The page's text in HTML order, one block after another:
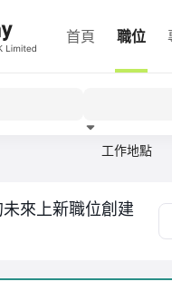
首頁 職位
工作地點
來上新職位創建